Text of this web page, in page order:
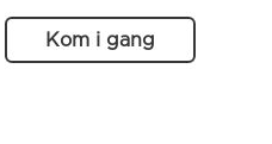
Kom i gang